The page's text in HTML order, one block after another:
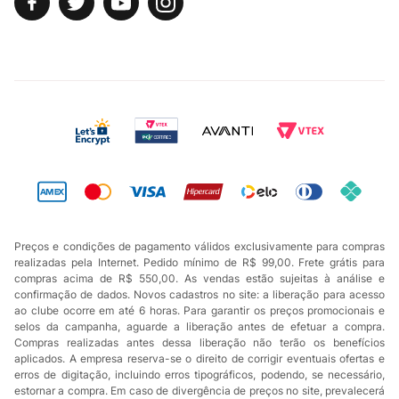
Preços e condições de pagamento válidos exclusivamente para compras
realizadas pela Internet. Pedido mínimo de R$ 99,00. Frete grátis para
compras acima de R$ 550,00. As vendas estão sujeitas à análise e
confirmação de dados. Novos cadastros no site: a liberação para acesso
ao clube ocorre em até 6 horas. Para garantir os preços promocionais e
selos da campanha, aguarde a liberação antes de efetuar a compra.
Compras realizadas antes dessa liberação não terão os benefícios
aplicados. A empresa reserva-se o direito de corrigir eventuais ofertas e
erros de digitação, incluindo erros tipográficos, podendo, se necessário,
estornar a compra. Em caso de divergência de preços no site, prevalecerá